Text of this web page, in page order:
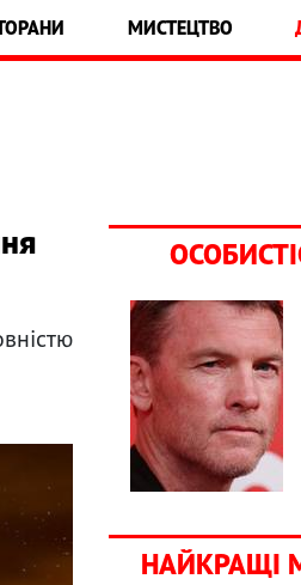
МИСТЕЦТВО
НАЙКРАЩІ